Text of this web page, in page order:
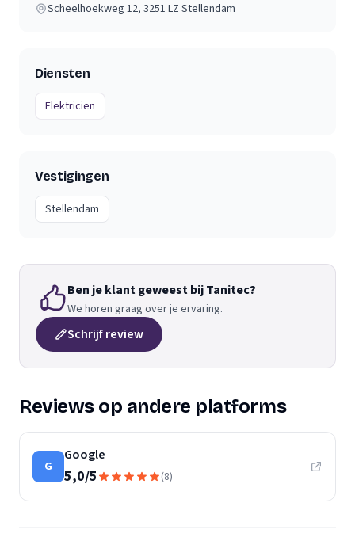
Scheelhoekweg 12, 3251 LZ Stellendam
Diensten
Elektricien
Vestigingen
Stellendam
Ben je klant geweest bij Tanitec?
We horen graag over je ervaring.
Schrijf review
Reviews op andere platforms
G
Google
5,0/5 (8)